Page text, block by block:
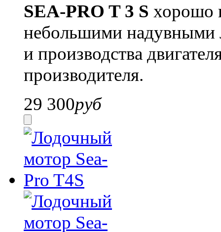
SEA-PRO T 3 S хорошо
небольшими надувными
и производства
производителя.
29 300руб